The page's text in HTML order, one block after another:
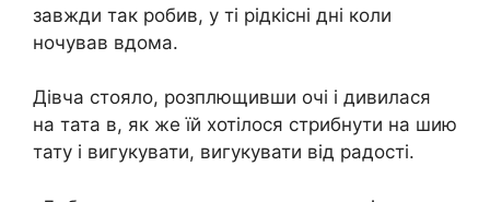
завжди так робив, у ті рідкісні дні коли
ночував вдома.
Дівча стояло, розплющивши очі і дивилася
на тата в, як же їй хотілося стрибнути на шию
тату і вигукувати, вигукувати від радості.